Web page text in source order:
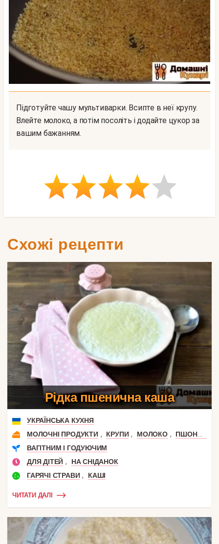
Підготуйте чашу мультиварки. Всипте в неї крупу.
Влейте молоко, а потім посоліть і додайте цукор за
вашим бажанням.
Схожі рецепти
Рідка пшенична каша
УКРАЇНСЬКА КУХНЯ
МОЛОЧНІ ПРОДУКТИ , КРУПИ , МОЛОКО ,
ПШОНО І ПШЕНИЦЯ
ВАГІТНИМ І ГОДУЮЧИМ
ДЛЯ ДІТЕЙ ,
НА СНІДАНОК
ГАРЯЧІ СТРАВИ , КАШІ
ЧИТАТИ ДАЛІ